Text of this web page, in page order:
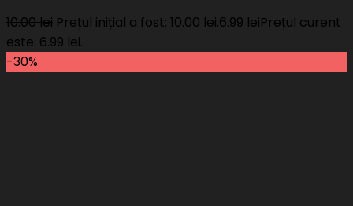
10.00lei Prețul inițial a fost: 10.00 lei.6.99 leiPrețul curent
este: 6.99 lei.
-30%